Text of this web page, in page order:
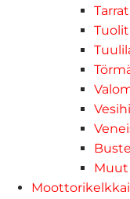
Tarrat
Tuolit
Muut